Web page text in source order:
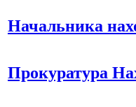
Начальника
Прокуратура